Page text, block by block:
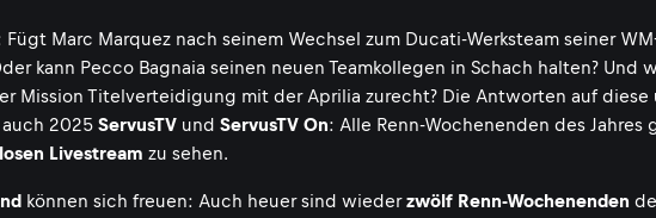
Fügt Marc Marquez nach seinem Wechsel zum Ducati-Werksteam seiner
kann Pecco Bagnaia seinen neuen Teamkollegen in Schach halten? Und
Mission Titelverteidigung mit der Aprilia zurecht? Die Antworten auf diese
2025 ServusTV und ServusTV On: Alle Renn-Wochenenden des Jahres
Livestream zu sehen.
können sich freuen: Auch heuer sind wiederzwölf Renn-Wochenenden